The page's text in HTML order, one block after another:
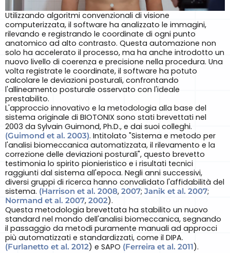
Utilizzando algoritmi convenzionali di visione
computerizzata, il software ha analizzato le immagini,
rilevando e registrando le coordinate di ogni punto
anatomico ad alto contrasto. Questa automazione non
solo ha accelerato il processo, ma ha anche introdotto un
nuovo livello di coerenza e precisione nella procedura. Una
volta registrate le coordinate, il software ha potuto
calcolare le deviazioni posturali, confrontando
l'allineamento posturale osservato con l'ideale
prestabilito.
L'approccio innovativo e la metodologia alla base del
sistema originale di BIOTONIX sono stati brevettati nel
2003 da Sylvain Guimond, Ph.D., e dai suoi colleghi.
(Guimond et al. 2003). Intitolato "Sistema e metodo per
l'analisi biomeccanica automatizzata, il rilevamento e la
correzione delle deviazioni posturali", questo brevetto
testimonia lo spirito pionieristico e i risultati tecnici
raggiunti dal sistema all'epoca. Negli anni successivi,
diversi gruppi di ricerca hanno convalidato l'affidabilità del
sistema. (Harrison et al. 2008, 2007; Janik et al. 2007;
Normand et al. 2007, 2002).
Questa metodologia brevettata ha stabilito un nuovo
standard nel mondo dell'analisi biomeccanica, segnando
il passaggio da metodi puramente manuali ad approcci
più automatizzati e standardizzati, come il DIPA.
(Furlanetto et al. 2012) e SAPO (Ferreira et al. 2011).